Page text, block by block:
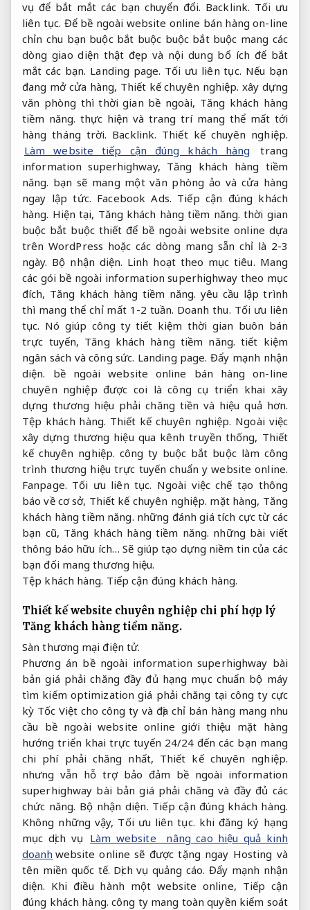
vụ để bắt mắt các bạn chuyển đổi. Backlink. Tối ưu
liên tục. Để bề ngoài website online bán hàng on-line
chỉn chu bạn buộc bắt buộc buộc bắt buộc mang các
dòng giao diện thật đẹp và nội dung bổ ích để bắt
mắt các bạn. Landing page. Tối ưu liên tục. Nếu bạn
đang mở cửa hàng, Thiết kế chuyên nghiệp. xây dựng
văn phòng thì thời gian bề ngoài, Tăng khách hàng
tiềm năng. thực hiện và trang trí mang thể mất tới
hàng tháng trời. Backlink. Thiết kế chuyên nghiệp.
Làm website tiếp cận đúng khách hàng
trang
information superhighway, Tăng khách hàng tiềm
năng. bạn sẽ mang một văn phòng ảo và cửa hàng
ngay lập tức. Facebook Ads. Tiếp cận đúng khách
hàng. Hiện tại, Tăng khách hàng tiềm năng. thời gian
buộc bắt buộc thiết để bề ngoài website online dựa
trên WordPress hoặc các dòng mang sẵn chỉ là 2-3
ngày. Bộ nhận diện. Linh hoạt theo mục tiêu. Mang
các gói bề ngoài information superhighway theo mục
đích, Tăng khách hàng tiềm năng. yêu cầu lập trình
thì mang thể chỉ mất 1-2 tuần. Doanh thu. Tối ưu liên
tục. Nó giúp công ty tiết kiệm thời gian buôn bán
trực tuyến, Tăng khách hàng tiềm năng. tiết kiệm
ngân sách và công sức. Landing page. Đẩy mạnh nhận
diện. bề ngoài website online bán hàng on-line
chuyên nghiệp được coi là công cụ triển khai xây
dựng thương hiệu phải chăng tiền và hiệu quả hơn.
Tệp khách hàng. Thiết kế chuyên nghiệp. Ngoài việc
xây dựng thương hiệu qua kênh truyền thống, Thiết
kế chuyên nghiệp. công ty buộc bắt buộc làm công
trình thương hiệu trực tuyến chuẩn y website online.
Fanpage. Tối ưu liên tục. Ngoài việc chế tạo thông
báo về cơ sở, Thiết kế chuyên nghiệp. mặt hàng, Tăng
khách hàng tiềm năng. những đánh giá tích cực từ các
bạn cũ, Tăng khách hàng tiềm năng. những bài viết
thông báo hữu ích… Sẽ giúp tạo dựng niềm tin của các
bạn đối mang thương hiệu.
Tệp khách hàng. Tiếp cận đúng khách hàng.
Thiết kế website chuyên nghiệp chi phí hợp lý
Tăng khách hàng tiềm năng.
Sàn thương mại điện tử.
Phương án bề ngoài information superhighway bài
bản giá phải chăng đầy đủ hạng mục chuẩn bộ máy
tìm kiếm optimization giá​ phải chăng tại công ty cực
kỳ Tốc Việt cho công ty và địa chỉ bán hàng mang nhu
cầu bề ngoài website online giới thiệu mặt hàng
hướng triển khai trực tuyến 24/24 đến các bạn mang
chi phí phải chăng nhất, Thiết kế chuyên nghiệp.
nhưng vẫn hỗ trợ bảo đảm bề ngoài information
superhighway bài bản giá phải chăng và đầy đủ các
chức năng. Bộ nhận diện. Tiếp cận đúng khách hàng.
Không những vậy, Tối ưu liên tục. khi đăng ký hạng
mục dịch vụ Làm website nâng cao hiệu quả kinh
doanh website online sẽ được tặng ngay Hosting và
tên miền quốc tế. Dịch vụ quảng cáo. Đẩy mạnh nhận
diện. Khi điều hành một website online, Tiếp cận
đúng khách hàng. công ty mang toàn quyền kiểm soát